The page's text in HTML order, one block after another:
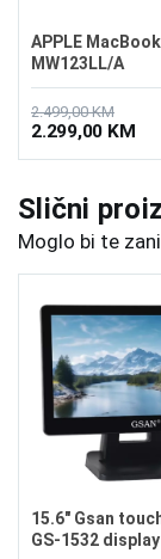
APPLE
MW123LL/A
2.499,00 KM
2.299,00 KM
Slični
Moglo bi te
15.6" Gsan
GS-1532 display